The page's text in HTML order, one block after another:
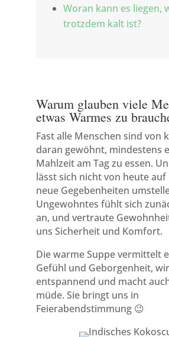
Woran kann es liegen,
trotzdem kalt ist?
Warum glauben viele
etwas Warmes zu
Fast alle Menschen sind von
daran gewöhnt, mindestens
Mahlzeit am Tag zu essen.
lässt sich nicht von heute
neue Gegebenheiten
Ungewohntes fühlt sich
an, und vertraute
uns Sicherheit und Komfort.
Die warme Suppe vermittelt
Gefühl und Geborgenheit,
entspannend und macht
müde. Sie bringt uns in
Feierabendstimmung 😉